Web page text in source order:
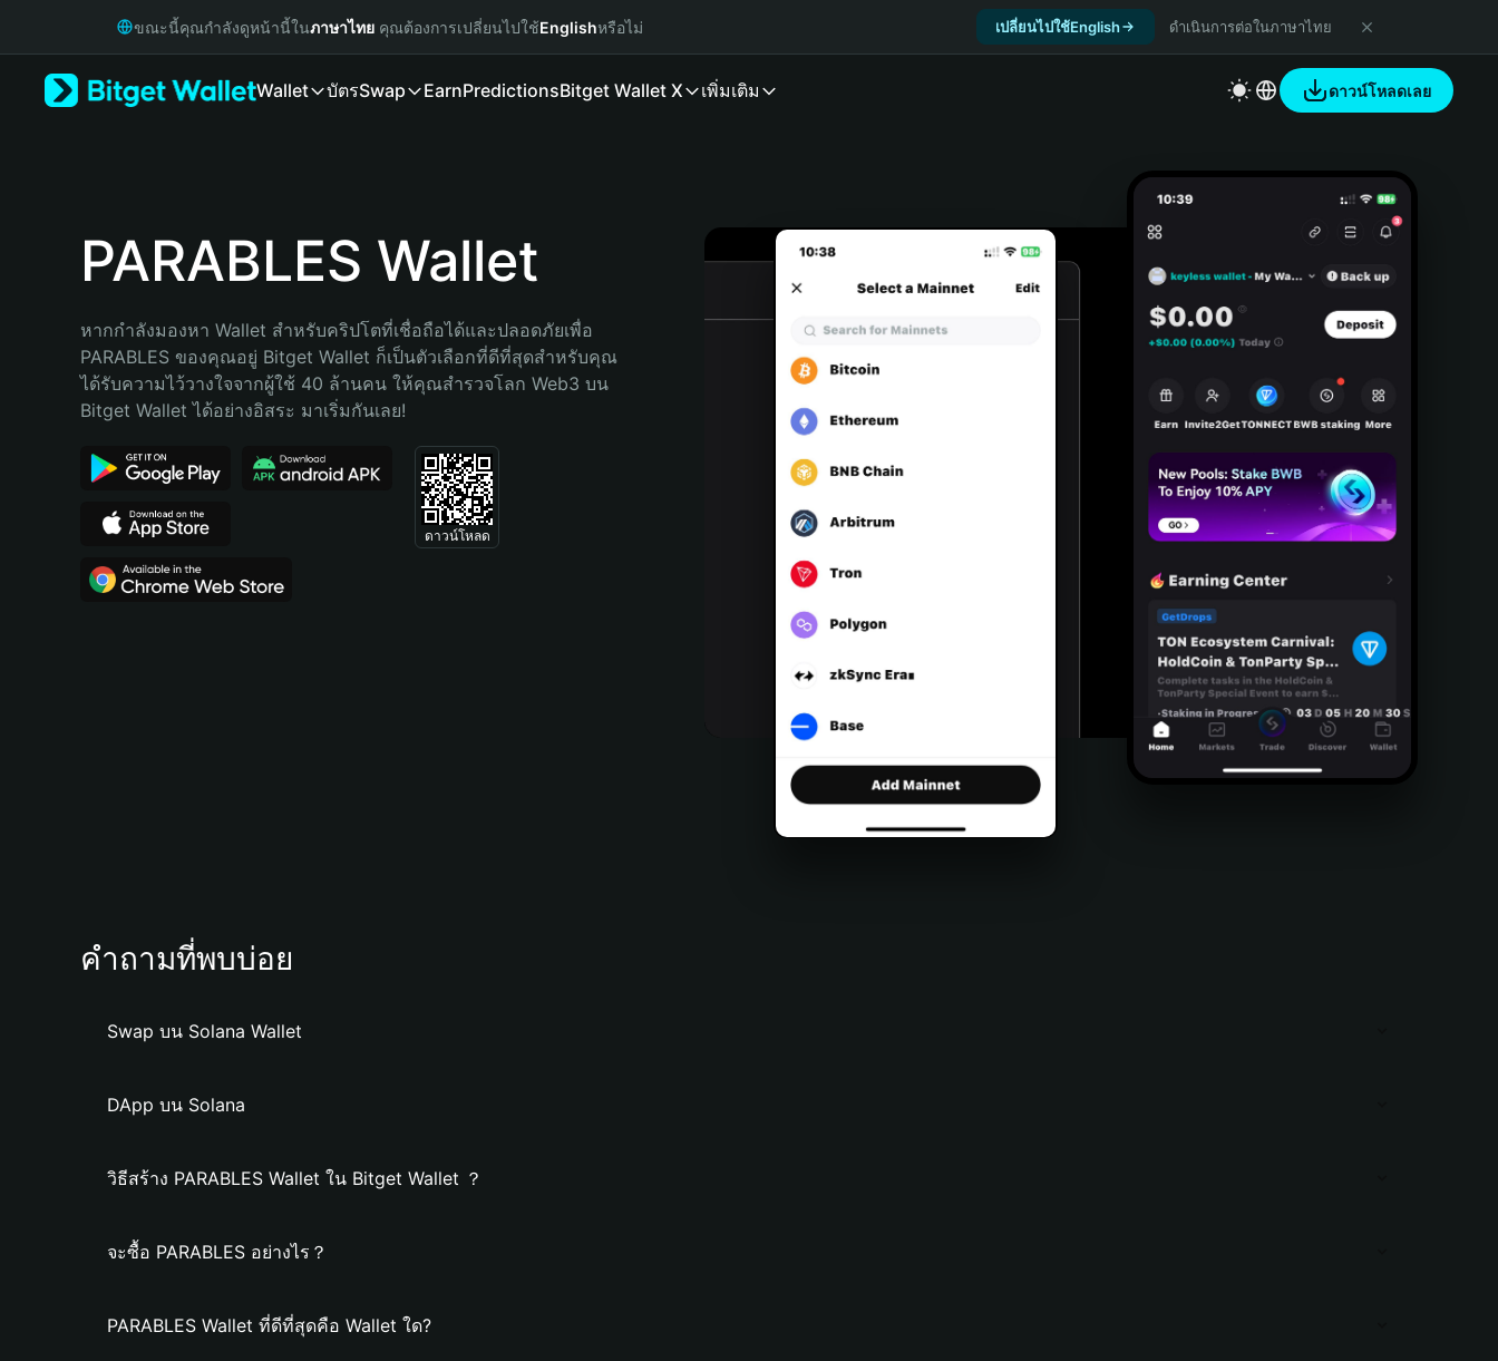
Русский
Bahasa Indonesia
Português (Brasil)
ขณะนี้คุณกำลังดูหน้านี้ในภาษาไทย คุณต้องการเปลี่ยนไปใช้Englishหรือไม่ เปลี่ยนไปใช้English ดำเนินการต่อในภาษาไทย
Wallet บัตรSwap EarnPredictionsBitget Wallet X เพิ่มเติม ดาวน์โหลดเลย
PARABLES Wallet
หากกำลังมองหา Wallet สำหรับคริปโตที่เชื่อถือได้และปลอดภัยเพื่อ
PARABLES ของคุณอยู่ Bitget Wallet ก็เป็นตัวเลือกที่ดีที่สุดสำหรับคุณ
ได้รับความไว้วางใจจากผู้ใช้ 40 ล้านคน ให้คุณสำรวจโลก Web3 บน
Bitget Wallet ได้อย่างอิสระ มาเริ่มกันเลย!
ดาวน์โหลด
คำถามที่พบบ่อย
Swap บน Solana Wallet
DApp บน Solana
วิธีสร้าง PARABLES Wallet ใน Bitget Wallet ？
จะซื้อ PARABLES อย่างไร？
PARABLES Wallet ที่ดีที่สุดคือ Wallet ใด?